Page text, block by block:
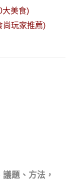
大美食)
尚玩家推薦)
題、方法，